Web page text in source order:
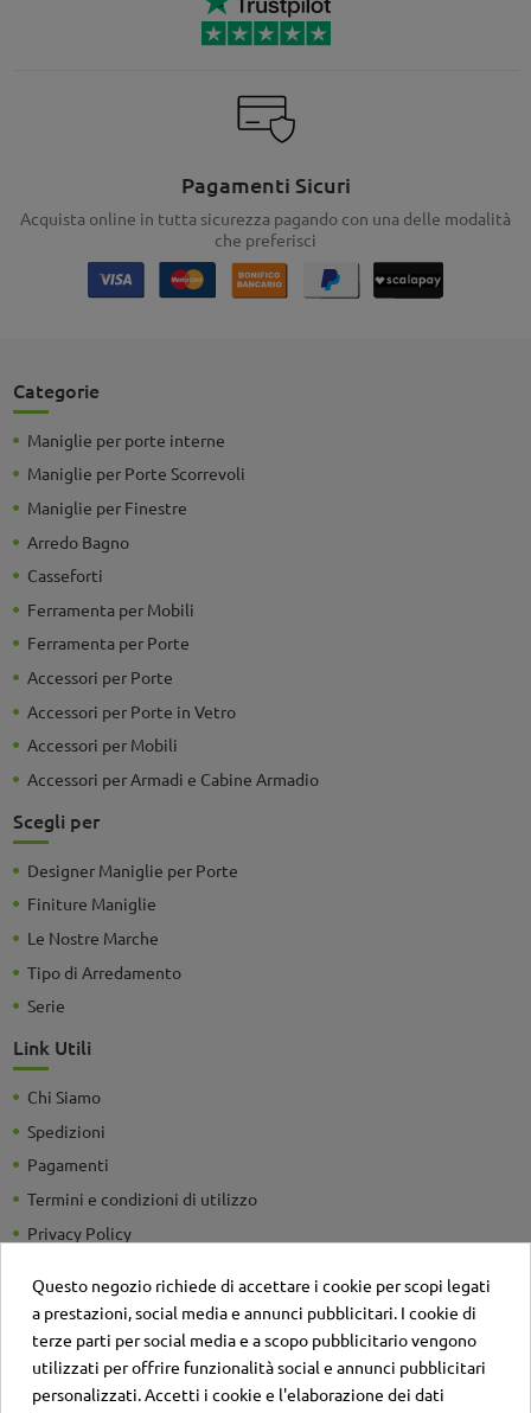
Pagamenti Sicuri
Acquista online in tutta sicurezza pagando con una delle modalità
che preferisci
Categorie
Maniglie per porte interne
Maniglie per Porte Scorrevoli
Maniglie per Finestre
Arredo Bagno
Casseforti
Ferramenta per Mobili
Ferramenta per Porte
Accessori per Porte
Accessori per Porte in Vetro
Accessori per Mobili
Accessori per Armadi e Cabine Armadio
Scegli per
Designer Maniglie per Porte
Finiture Maniglie
Le Nostre Marche
Tipo di Arredamento
Serie
Link Utili
Chi Siamo
Spedizioni
Pagamenti
Termini e condizioni di utilizzo
Privacy Policy
Detrazioni Fiscali
Sei un'azienda? Richiedi un listino personalizzato
Il negozio
Contatti
Questo negozio richiede di accettare i cookie per scopi legati
a prestazioni, social media e annunci pubblicitari. I cookie di
terze parti per social media e a scopo pubblicitario vengono
utilizzati per offrire funzionalità social e annunci pubblicitari
personalizzati. Accetti i cookie e l'elaborazione dei dati